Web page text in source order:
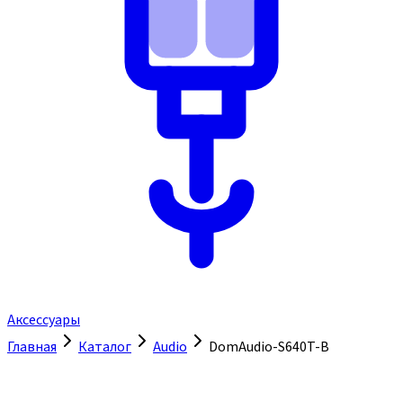
Аксессуары
Главная
Каталог Audio DomAudio-S640T-B